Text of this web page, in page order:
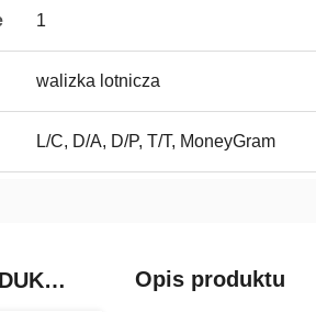
1
walizka lotnicza
L/C, D/A, D/P, T/T, MoneyGram
ZAŁĄCZONE PRODUKTY Opis produktu